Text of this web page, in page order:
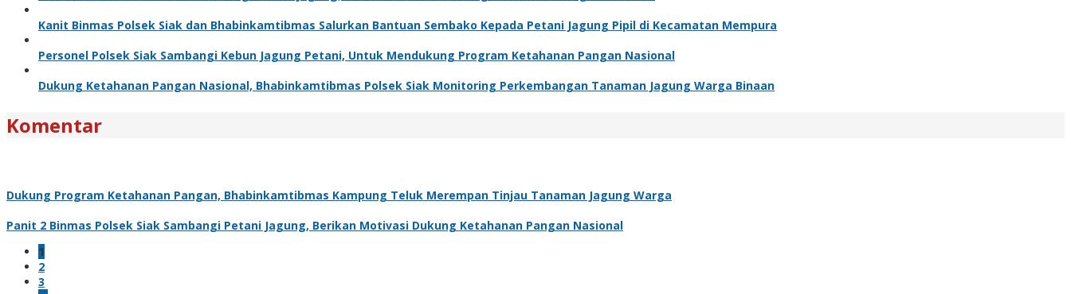
Kanit Binmas Polsek Siak dan Bhabinkamtibmas Salurkan Bantuan Sembako Kepada Petani Jagung Pipil di Kecamatan Mempura
Personel Polsek Siak Sambangi Kebun Jagung Petani, Untuk Mendukung Program Ketahanan Pangan Nasional
Dukung Ketahanan Pangan Nasional, Bhabinkamtibmas Polsek Siak Monitoring Perkembangan Tanaman Jagung Warga Binaan
Komentar
Dukung Program Ketahanan Pangan, Bhabinkamtibmas Kampung Teluk Merempan Tinjau Tanaman Jagung Warga
Panit 2 Binmas Polsek Siak Sambangi Petani Jagung, Berikan Motivasi Dukung Ketahanan Pangan Nasional
1
2
3